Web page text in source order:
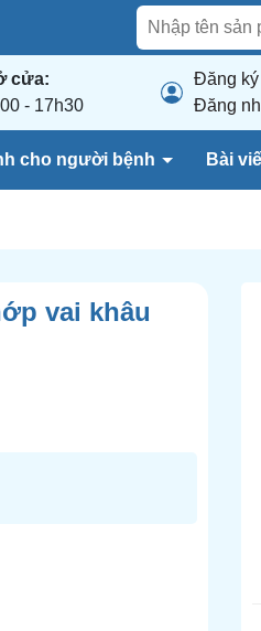
cửa:
- 17h30
Đăng ký
Đăng
cho người bệnh Bài
vai khâu